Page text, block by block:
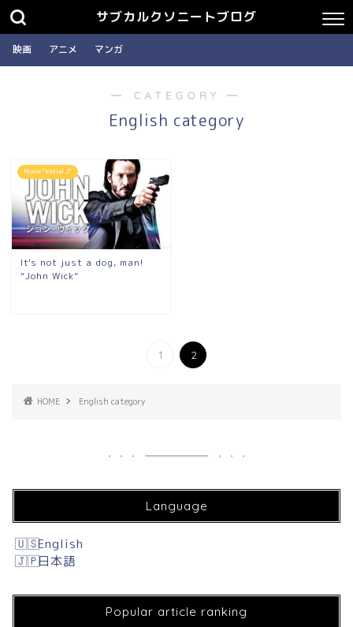
サブカルクソニートブログ
映画 アニメ マンガ
― CATEGORY ―
English category
Movie "Initial J"
It's not just a dog, man!
“John Wick”
1 2
HOME English category
Language
English
日本語
Popular article ranking